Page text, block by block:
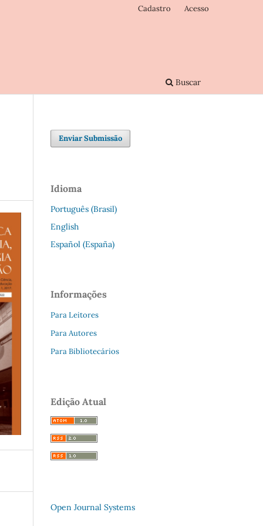
Buscar
Cadastro Acesso
Enviar Submissão
Idioma
Português (Brasil)
English
Español (España)
Informações
Para Leitores
Para Autores
Para Bibliotecários
Edição Atual
Open Journal Systems